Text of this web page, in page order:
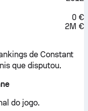
0 €
2M €
de Constant
que disputou.
do jogo.